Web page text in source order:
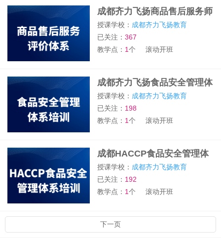
成都齐力飞扬商品售后服务师
培训班
授课学校： 成都齐力飞扬教育
已关注：367
教学点： 1个 滚动开班
成都齐力飞扬食品安全管理体
系培训班
授课学校： 成都齐力飞扬教育
已关注： 198
教学点： 1个 滚动开班
成都HACCP食品安全管理体
系培训班
授课学校： 成都齐力飞扬教育
已关注： 192
教学点： 1个 滚动开班
下一页